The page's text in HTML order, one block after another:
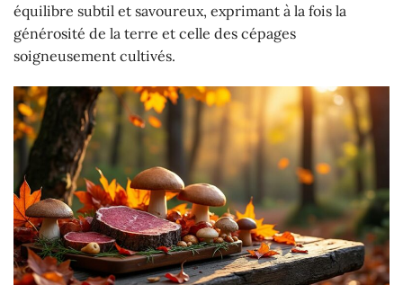
équilibre subtil et savoureux, exprimant à la fois la
générosité de la terre et celle des cépages
soigneusement cultivés.